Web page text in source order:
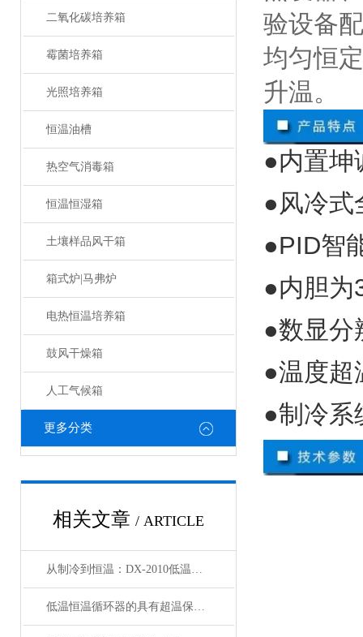
二氧化碳培养箱
霉菌培养箱
光照培养箱
恒温油槽
热空气消毒箱
恒温恒湿箱
土壤样品风干箱
箱式炉|马弗炉
电热恒温培养箱
鼓风干燥箱
人工气候箱
更多分类
相关文章 / ARTICLE
从制冷到恒温：DX-2010低温恒温循环器的核心原理解析
低温恒温循环器的具有超温保护，传感器异常保护功能
验设备
均匀恒
升温。
●内置坤
●风冷式
●PID智
●内胆为
●数显分
●温度超
●制冷系